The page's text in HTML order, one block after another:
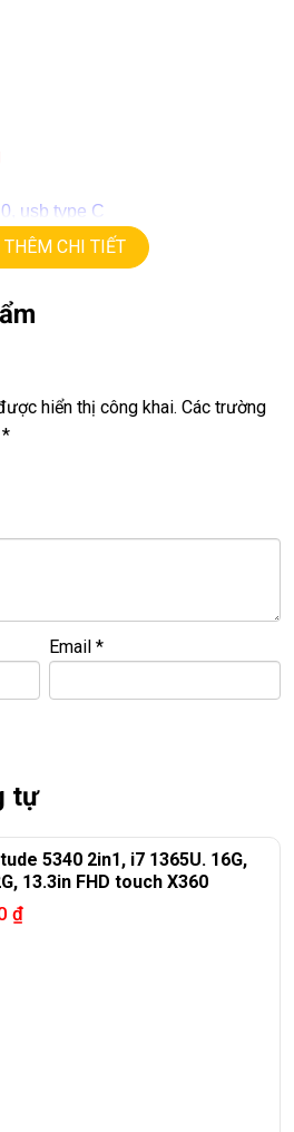
usb type C
TÍN – CHẤT LƯỢNG – GIÁ RẺ.
Bình
Triều Phát đều được bao ra hãng
CHI TIẾT
hiển thị công khai. Các trường
*
Email*
tự
5340 2in1, i7 1365U. 16G,
13.3in FHD touch X360
₫